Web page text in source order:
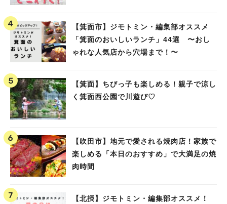
【箕面市】ジモトミン・編集部オススメ
「箕面のおいしいランチ」44選 〜おし
ゃれな人気店から穴場まで！〜
【箕面】ちびっ子も楽しめる！親子で涼し
く箕面西公園で川遊び♡
【吹田市】地元で愛される焼肉店！家族で
楽しめる「本日のおすすめ」で大満足の焼
肉時間
【北摂】ジモトミン・編集部オススメ！